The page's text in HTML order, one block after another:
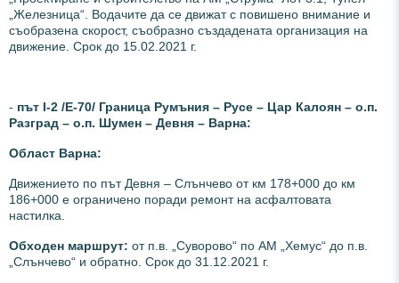
„Железница“. Водачите да се движат с повишено внимание и
съобразена скорост, съобразно създадената организация на
движение. Срок до 15.02.2021 г.
- път І-2 /Е-70/ Граница Румъния – Русе – Цар Калоян – о.п.
Разград – о.п. Шумен – Девня – Варна:
Област Варна:
Движението по път Девня – Слънчево от км 178+000 до км
186+000 е ограничено поради ремонт на асфалтовата
настилка.
Обходен маршрут: от п.в. „Суворово“ по АМ „Хемус“ до п.в.
„Слънчево“ и обратно. Срок до 31.12.2021 г.